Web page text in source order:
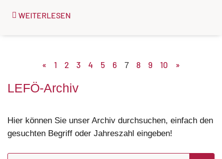
WEITERLESEN
« 1 2 3 4 5 6 7 8 9 10 »
LEFÖ-Archiv
Hier können Sie unser Archiv durchsuchen, einfach den
gesuchten Begriff oder Jahreszahl eingeben!